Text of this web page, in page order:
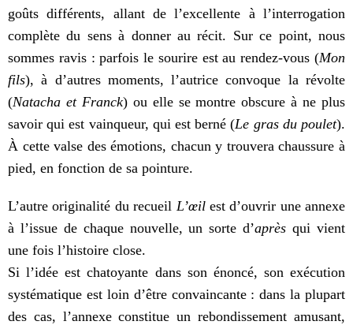
goûts différents, allant de l’excellente à l’interrogation
complète du sens à donner au récit. Sur ce point, nous
sommes ravis : parfois le sourire est au rendez-vous (Mon
fils), à d’autres moments, l’autrice convoque la révolte
(Natacha et Franck) ou elle se montre obscure à ne plus
savoir qui est vainqueur, qui est berné (Le gras du poulet).
À cette valse des émotions, chacun y trouvera chaussure à
pied, en fonction de sa pointure.
L’autre originalité du recueil L’œilest d’ouvrir une annexe
à l’issue de chaque nouvelle, un sorte d’après qui vient
une fois l’histoire close.
Si l’idée est chatoyante dans son énoncé, son exécution
systématique est loin d’être convaincante : dans la plupart
des cas, l’annexe constitue un rebondissement amusant,